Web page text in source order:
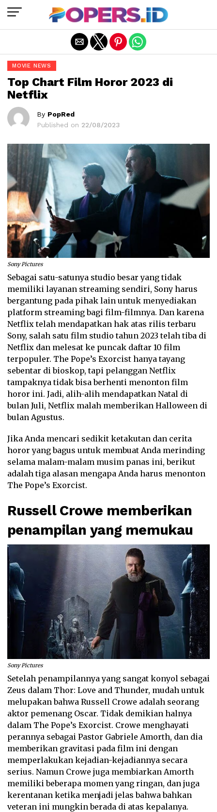
MOVIE NEWS
Top Chart Film Horor 2023 di
Netflix
By PopRed
Published on 22/08/2023
Sony Pictures
Sebagai satu-satunya studio besar yang tidak
memiliki layanan streaming sendiri, Sony harus
bergantung pada pihak lain untuk menyediakan
platform streaming bagi film-filmnya. Dan karena
Netflix telah mendapatkan hak atas rilis terbaru
Sony, salah satu film studio tahun 2023 telah tiba di
Netflix dan melesat ke puncak daftar 10 film
terpopuler. The Pope’s Exorcist hanya tayang
sebentar di bioskop, tapi pelanggan Netflix
tampaknya tidak bisa berhenti menonton film
horor ini. Jadi, alih-alih mendapatkan Natal di
bulan Juli, Netflix malah memberikan Halloween di
bulan Agustus.
Jika Anda mencari sedikit ketakutan dan cerita
horor yang bagus untuk membuat Anda merinding
selama malam-malam musim panas ini, berikut
adalah tiga alasan mengapa Anda harus menonton
The Pope’s Exorcist.
Russell Crowe memberikan
penampilan yang memukau
Sony Pictures
Setelah penampilannya yang sangat konyol sebagai
Zeus dalam Thor: Love and Thunder, mudah untuk
melupakan bahwa Russell Crowe adalah seorang
aktor pemenang Oscar. Tidak demikian halnya
dalam The Pope’s Exorcist. Crowe menghayati
perannya sebagai Pastor Gabriele Amorth, dan dia
memberikan gravitasi pada film ini dengan
memperlakukan kejadian-kejadiannya secara
serius. Namun Crowe juga membiarkan Amorth
memiliki beberapa momen yang ringan, dan juga
kerentanan ketika menjadi jelas bahwa bahkan
veteran ini mungkin berada di atas kepalanya.
Exit mobile version